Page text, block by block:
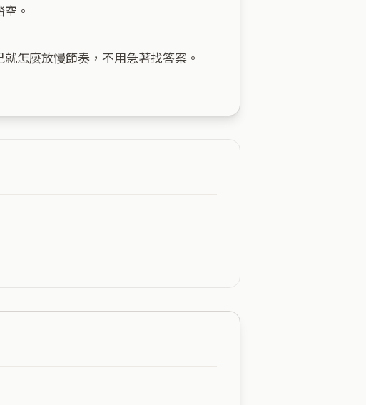
。
怎麼放慢節奏，不用急著找答案。